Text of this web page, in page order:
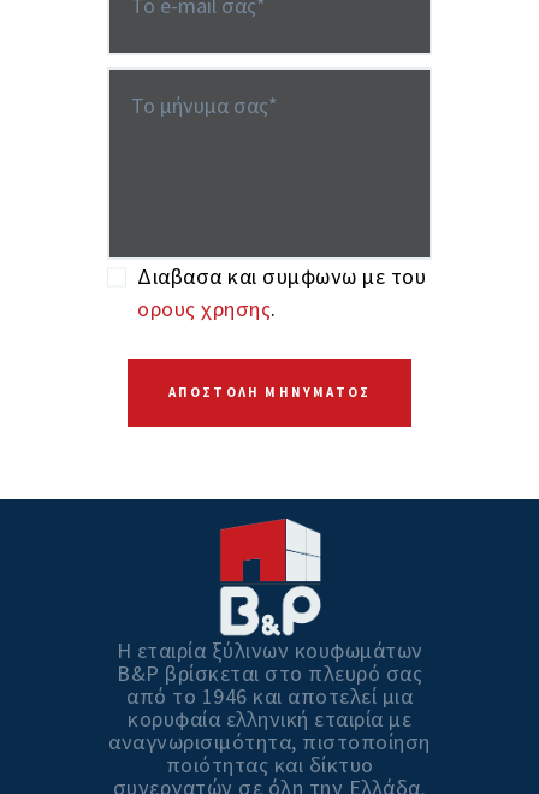
Διαβασα και συμφωνω με του
ορους χρησης.
Η εταιρία ξύλινων κουφωμάτων
Β&P βρίσκεται στο πλευρό σας
από το 1946 και αποτελεί μια
κορυφαία ελληνική εταιρία με
αναγνωρισιμότητα, πιστοποίηση
ποιότητας και δίκτυο
συνεργατών σε όλη την Ελλάδα.